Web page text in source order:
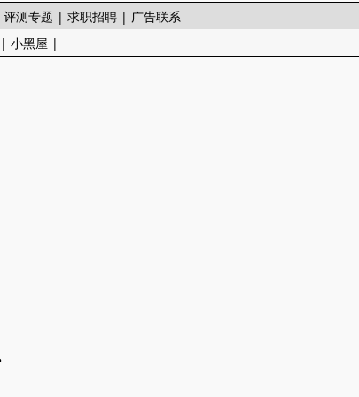
评测专题 |求职招聘 | 广告联系
|小黑屋 |